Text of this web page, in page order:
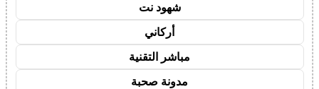
شهود نت
أركاني
مباشر التقنية
مدونة صحبة